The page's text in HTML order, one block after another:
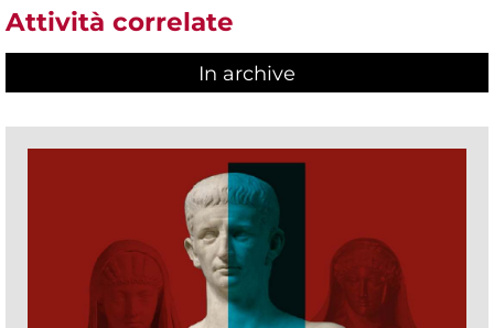
Attività correlate
In archive